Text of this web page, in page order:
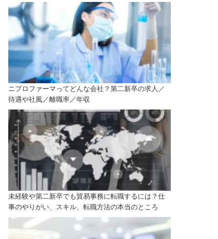
ニプロファーマってどんな会社？第二新卒の求人／
待遇や社風／離職率／年収
未経験や第二新卒でも貿易事務に転職するには？仕
事のやりがい、スキル、転職方法の本当のところ